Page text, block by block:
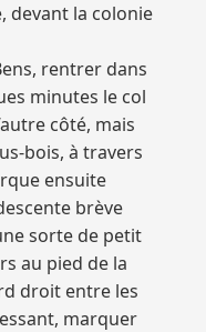
devant la colonie
rentrer dans
minutes le col
côté, mais
bois, à travers
ensuite
brève
sorte de petit
au pied de la
droit entre les
marquer